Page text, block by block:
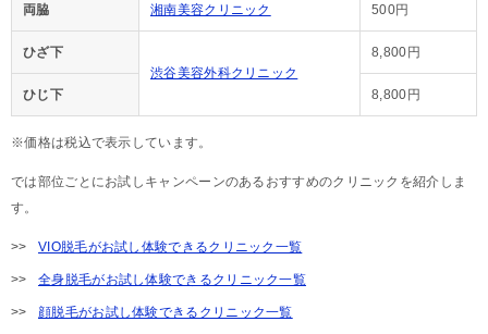
両脇 湘南美容クリニック 500円
ひざ下
渋谷美容外科クリニック
8,800円
ひじ下 8,800円
※価格は税込で表示しています。
では部位ごとにお試しキャンペーンのあるおすすめのクリニックを紹介しま
す。
VIO脱毛がお試し体験できるクリニック一覧
全身脱毛がお試し体験できるクリニック一覧
顔脱毛がお試し体験できるクリニック一覧